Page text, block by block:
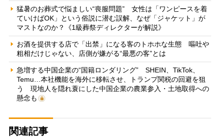
猛暑のお葬式で悩ましい“喪服問題” 女性は「ワンピースを着
ていけばOK」という俗説に潜む誤解、なぜ「ジャケット」が
マストなのか？《1級葬祭ディレクターが解説》
お酒を提供する店で「出禁」になる客のトホホな生態 嘔吐や
粗相だけじゃない、店側が嫌がる“最悪の客”とは
急増する中国企業の“国籍ロンダリング” SHEIN、TikTok、
Temu…本社機能を海外に移転させ、トランプ関税の回避を狙
う 現地人を隠れ蓑にした中国企業の農業参入・土地取得への
懸念も
関連記事